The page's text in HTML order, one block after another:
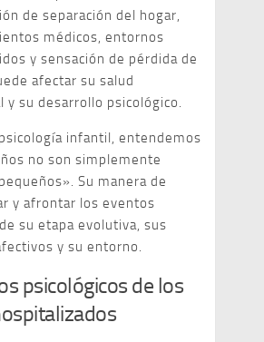
de separación del hogar,
médicos, entornos
y sensación de pérdida de
afectar su salud
y su desarrollo psicológico.
infantil, entendemos
no son simplemente
Su manera de
y afrontar los eventos
su etapa evolutiva, sus
y su entorno.
psicológicos de los